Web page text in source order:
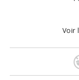
Voir